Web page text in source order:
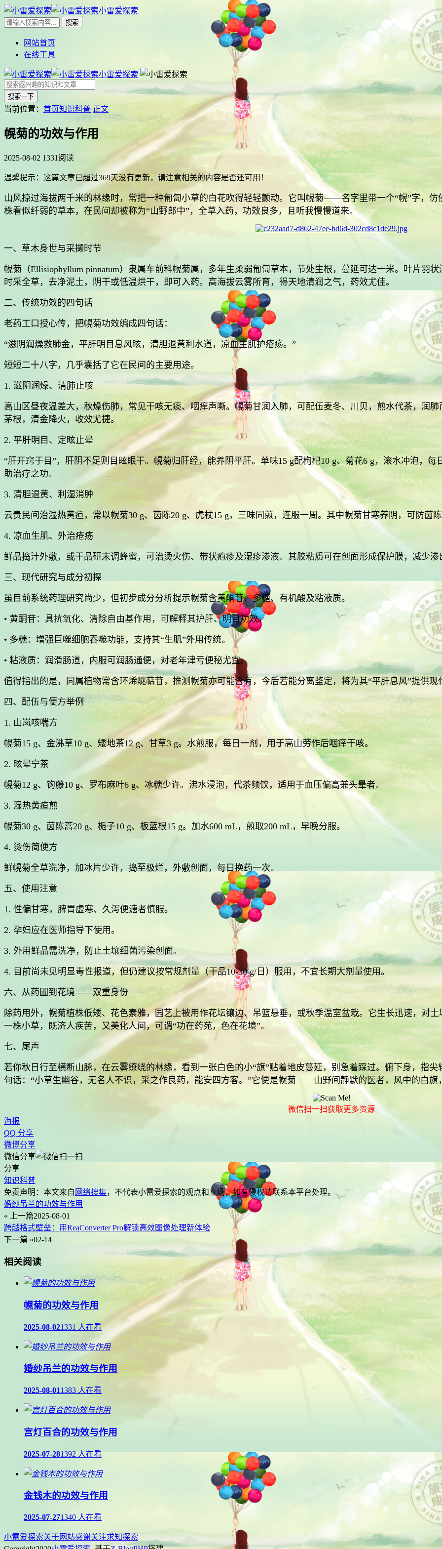
小雷爱探索
网站首页
在线工具
小雷爱探索
搜索一下
当前位置： 首页知识科普 正文
幌菊的功效与作用
2025-08-02 1331阅读
温馨提示：这篇文章已超过369天没有更新，请注意相关的内容是否还可用！
山风掠过海拔两千米的林缘时，常把一种匍匐小草的白花吹得轻轻颤动。它叫幌菊——名字里带一个“幌”字，
株看似纤弱的草本，在民间却被称为“山野郎中”，全草入药，功效良多，且听我慢慢道来。
一、草木身世与采撷时节
幌菊（Ellisiophyllum pinnatum）隶属车前科幌菊属，多年生柔弱匍匐草本，节处生根，蔓延可达一米。叶片羽
时采全草，去净泥土，阴干或低温烘干，即可入药。高海拔云雾所育，得天地清润之气，药效尤佳。
二、传统功效的四句话
老药工口授心传，把幌菊功效编成四句话：
“滋阴润燥救肺金，平肝明目息风眩，清胆退黄利水道，凉血生肌护疮疡。”
短短二十八字，几乎囊括了它在民间的主要用途。
1. 滋阴润燥、清肺止咳
高山区昼夜温差大，秋燥伤肺，常见干咳无痰、咽痒声嘶。幌菊甘润入肺，可配伍麦冬、川贝，煎水代茶，润
茅根，清金降火，收效尤捷。
2. 平肝明目、定眩止晕
“肝开窍于目”，肝阴不足则目眩眼干。幌菊归肝经，能养阴平肝。单味15 g配枸杞10 g、菊花6 g，滚水冲泡，
助治疗之功。
3. 清胆退黄、利湿消肿
云贵民间治湿热黄疸，常以幌菊30 g、茵陈20 g、虎杖15 g，三味同煎，连服一周。其中幌菊甘寒养阴，可防茵
4. 凉血生肌、外治疮疡
鲜品捣汁外敷，或干品研末调蜂蜜，可治烫火伤、带状疱疹及湿疹渗液。其胶粘质可在创面形成保护膜，减少
三、现代研究与成分初探
虽目前系统药理研究尚少，但初步成分分析提示幌菊含黄酮苷、多糖、有机酸及粘液质。
• 黄酮苷：具抗氧化、清除自由基作用，可解释其护肝、明目功效。
• 多糖：增强巨噬细胞吞噬功能，支持其“生肌”外用传统。
• 粘液质：润滑肠道，内服可润肠通便，对老年津亏便秘尤宜。
值得指出的是，同属植物常含环烯醚萜苷，推测幌菊亦可能含有，今后若能分离鉴定，将为其“平肝息风”提供现
四、配伍与便方举例
1. 山岚咳喘方
幌菊15 g、金沸草10 g、矮地茶12 g、甘草3 g。水煎服，每日一剂，用于高山劳作后咽痒干咳。
2. 眩晕宁茶
幌菊12 g、钩藤10 g、罗布麻叶6 g、冰糖少许。沸水浸泡，代茶频饮，适用于血压偏高兼头晕者。
3. 湿热黄疸煎
幌菊30 g、茵陈蒿20 g、栀子10 g、板蓝根15 g。加水600 mL，煎取200 mL，早晚分服。
4. 烫伤简便方
鲜幌菊全草洗净，加冰片少许，捣至极烂，外敷创面，每日换药一次。
五、使用注意
1. 性偏甘寒，脾胃虚寒、久泻便溏者慎服。
2. 孕妇应在医师指导下使用。
3. 外用鲜品需洗净，防止土壤细菌污染创面。
4. 目前尚未见明显毒性报道，但仍建议按常规剂量（干品10-30 g/日）服用，不宜长期大剂量使用。
六、从药圃到花境——双重身份
除药用外，幌菊植株低矮、花色素雅，园艺上被用作花坛镶边、吊篮悬垂，或秋季温室盆栽。它生长迅速，对
一株小草，既济人疾苦，又美化人间，可谓“功在药苑，色在花境”。
七、尾声
若你秋日行至横断山脉，在云雾缭绕的林缘，看到一张白色的小“旗”贴着地皮蔓延，别急着踩过。俯下身，指
句话：“小草生幽谷，无名人不识，采之作良药，能安四方客。”它便是幌菊——山野间静默的医者，风中的白旗
微信扫一扫获取更多资源
海报
QQ 分享
微博分享
微信分享
分享
知识科普
免责声明：本文来自 网络搜集，不代表小雷爱探索的观点和立场，如有侵权请联系本平台处理。
婚纱吊兰的功效与作用
« 上一篇2025-08-01
跨越格式壁垒：用ReaConverter Pro解锁高效图像处理新体验
下一篇 »02-14
相关阅读
幌菊的功效与作用
2025-08-021331 人在看
婚纱吊兰的功效与作用
2025-08-011383 人在看
宫灯百合的功效与作用
2025-07-281392 人在看
金钱木的功效与作用
2025-07-271340 人在看
小雷爱探索关于网站感谢关注求知探索